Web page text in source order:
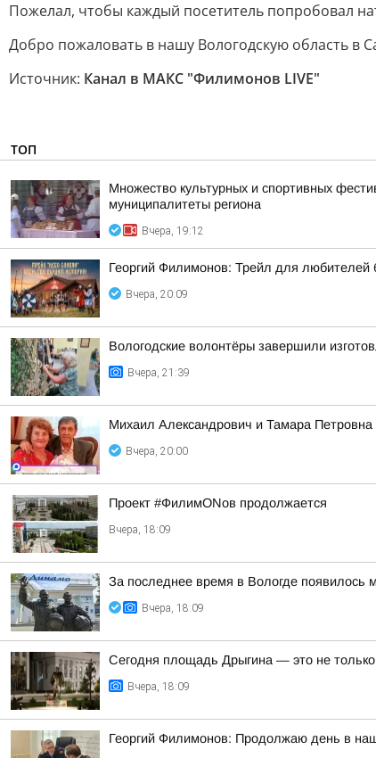
Пожелал, чтобы каждый посетитель попробовал
Добро пожаловать в нашу Вологодскую область в
Источник: Канал в МАКС "Филимонов LIVE"
ТОП
Множество культурных и спортивных
муниципалитеты региона
Вчера, 19:12
Георгий Филимонов: Трейл для
Вчера, 20:09
Вологодские волонтёры завершили
Вчера, 21:39
Михаил Александрович и Тамара
Вчера, 20:00
Проект #ФилимONов продолжается
Вчера, 18:09
За последнее время в Вологде появилось
Вчера, 18:09
Сегодня площадь Дрыгина — это не только
Вчера, 18:09
Георгий Филимонов: Продолжаю день в